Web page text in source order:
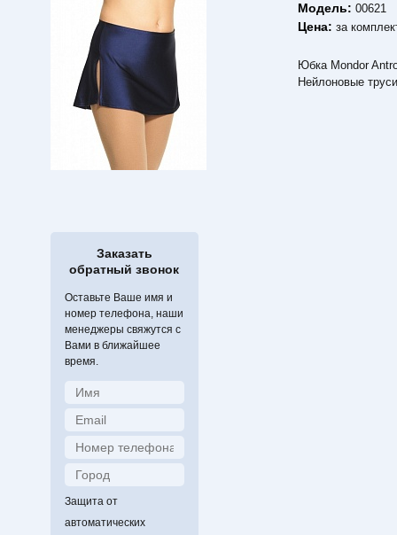
Заказать
обратный звонок
Оставьте Ваше имя и
номер телефона, наши
менеджеры свяжутся с
Вами в ближайшее
время.
Защита от
автоматических
Модель:00621
Цена:за
Юбка Mondor
Нейлоновые